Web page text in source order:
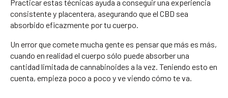
Practicar estas técnicas ayuda a conseguir una experiencia
consistente y placentera, asegurando que el CBD sea
absorbido eficazmente por tu cuerpo.
Un error que comete mucha gente es pensar que más es más,
cuando en realidad el cuerpo sólo puede absorber una
cantidad limitada de cannabinoides a la vez. Teniendo esto en
cuenta, empieza poco a poco y ve viendo cómo te va.